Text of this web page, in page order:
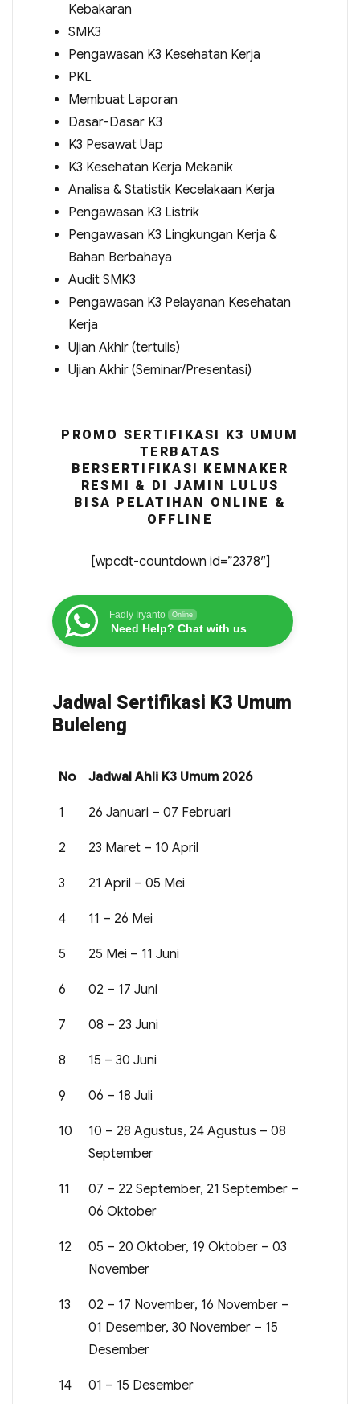
Kebakaran
SMK3
Pengawasan K3 Kesehatan Kerja
PKL
Membuat Laporan
Dasar-Dasar K3
K3 Pesawat Uap
K3 Kesehatan Kerja Mekanik
Analisa & Statistik Kecelakaan Kerja
Pengawasan K3 Listrik
Pengawasan K3 Lingkungan Kerja &
Bahan Berbahaya
Audit SMK3
Pengawasan K3 Pelayanan Kesehatan
Kerja
Ujian Akhir (tertulis)
Ujian Akhir (Seminar/Presentasi)
PROMO SERTIFIKASI K3 UMUM
TERBATAS
BERSERTIFIKASI KEMNAKER
RESMI & DI JAMIN LULUS
BISA PELATIHAN ONLINE &
OFFLINE
[wpcdt-countdown id=”2378″]
Fadly Iryanto Online
Need Help? Chat with us
Jadwal Sertifikasi K3 Umum
Buleleng
No Jadwal Ahli K3 Umum 2026
1 26 Januari – 07 Februari
2 23 Maret – 10 April
3 21 April – 05 Mei
4 11 – 26 Mei
5 25 Mei – 11 Juni
6 02 – 17 Juni
7 08 – 23 Juni
8 15 – 30 Juni
9 06 – 18 Juli
10
10 – 28 Agustus, 24 Agustus – 08
September
11
07 – 22 September, 21 September –
06 Oktober
12
05 – 20 Oktober, 19 Oktober – 03
November
13
02 – 17 November, 16 November –
01 Desember, 30 November – 15
Desember
14 01 – 15 Desember